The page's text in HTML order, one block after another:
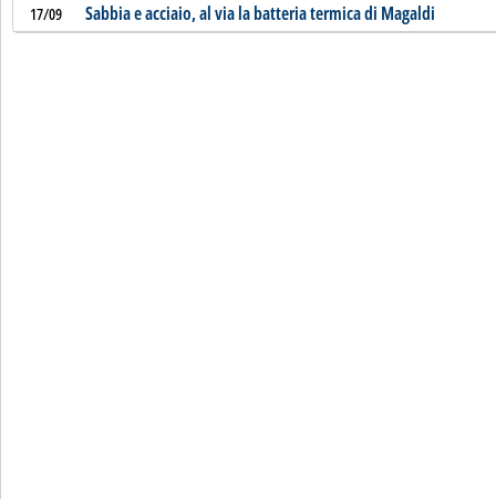
17/09 Sabbia e acciaio, al via la batteria termica di Magaldi